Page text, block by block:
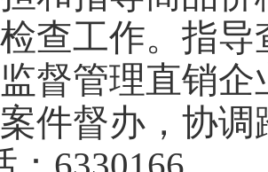
查工作。指
督管理直销
件督办，协